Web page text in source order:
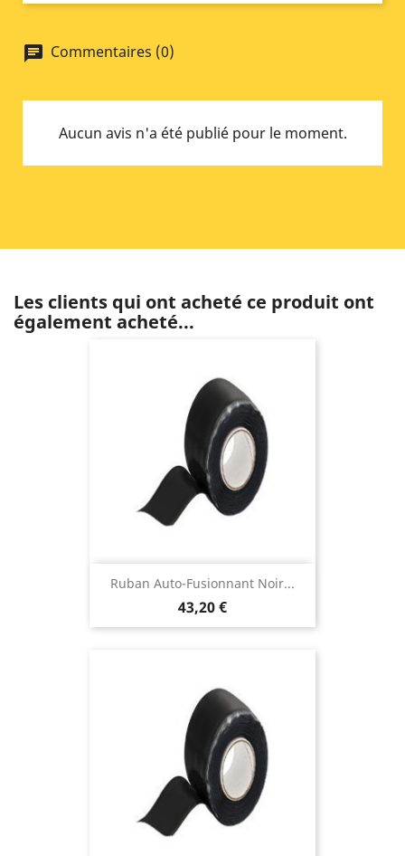
chat Commentaires (0)
Aucun avis n'a été publié pour le moment.
Les clients qui ont acheté ce produit ont
également acheté...
Ruban Auto-Fusionnant Noir...
43,20 €